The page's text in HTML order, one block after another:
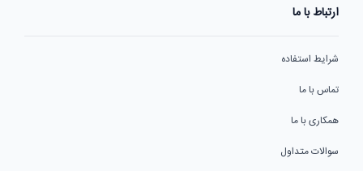
ارتباط با ما
شرایط استفاده
تماس با ما
همکاری با ما
سوالات متداول